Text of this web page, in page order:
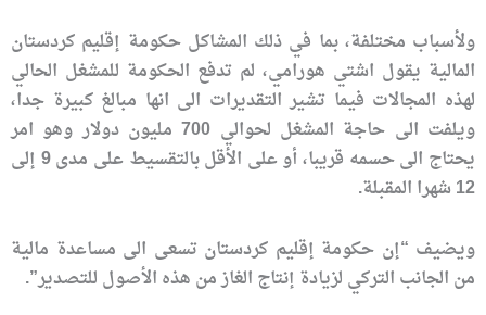
ولأسباب مختلفة، بما في ذلك المشاكل حكومة إقليم كردستان
المالية يقول اشتي هورامي، لم تدفع الحكومة للمشغل الحالي
لهذه المجالات فيما تشير التقديرات الى انها مبالغ كبيرة جدا،
ويلفت الى حاجة المشغل لحوالي 700 مليون دولار وهو امر
يحتاج الى حسمه قريبا، أو على الأقل بالتقسيط على مدى 9 إلى
12 شهرا المقبلة.
ويضيف “إن حكومة إقليم كردستان تسعى الى مساعدة مالية
من الجانب التركي لزيادة إنتاج الغاز من هذه الأصول للتصدير”.